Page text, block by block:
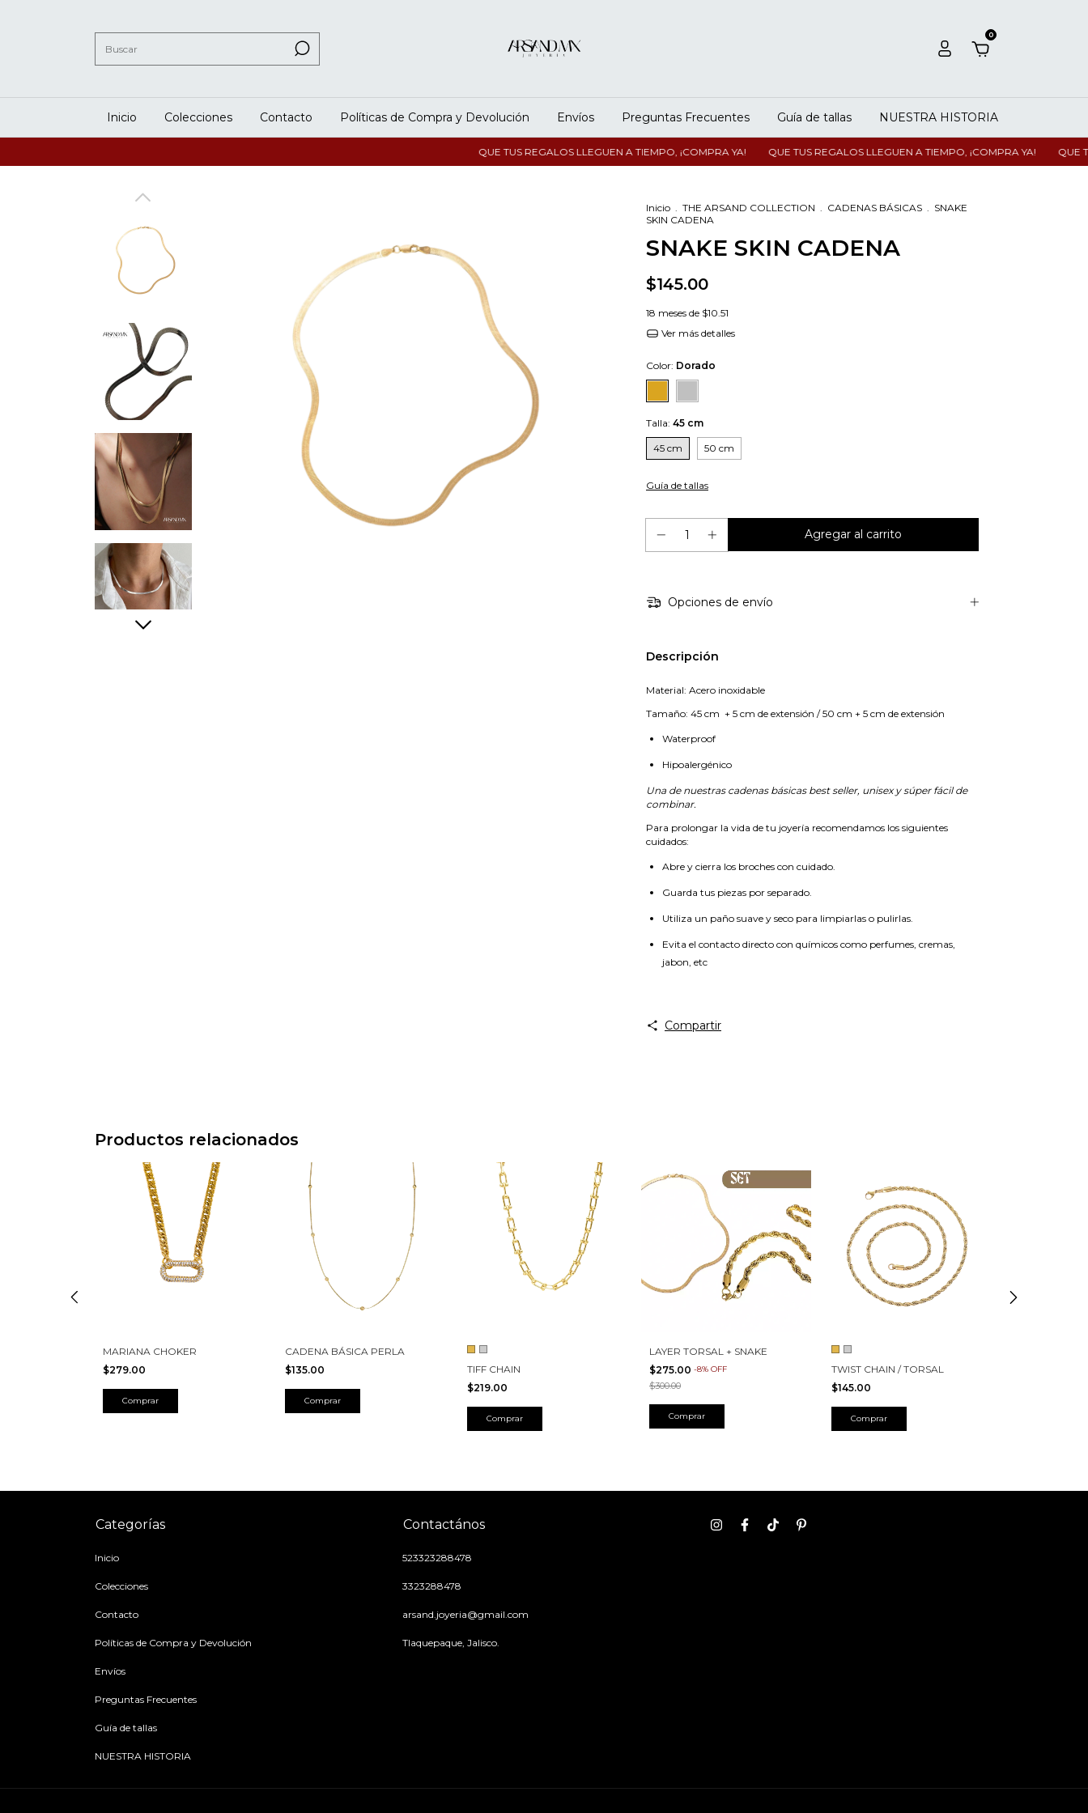
0
Inicio Colecciones Contacto Políticas de Compra y Devolución Envíos Preguntas Frecuentes Guía de tallas NUESTRA HISTORIA
QUE TUS REGALOS LLEGUEN A TIEMPO, ¡COMPRA YA! QUE TUS REGALOS LLEGUEN A TIEMPO, ¡COMPRA YA! QUE
Inicio . THE ARSAND COLLECTION . CADENAS BÁSICAS . SNAKE
SKIN CADENA
SNAKE SKIN CADENA
$145.00
18 meses de $10.51
Ver más detalles
Color: Dorado
Talla: 45 cm
45 cm 50 cm
Guía de tallas
Opciones de envío
Descripción
Material: Acero inoxidable
Tamaño: 45 cm + 5 cm de extensión / 50 cm + 5 cm de extensión
Waterproof
Hipoalergénico
Una de nuestras cadenas básicas best seller, unisex y súper fácil de
combinar.
Para prolongar la vida de tu joyería recomendamos los siguientes
cuidados:
Abre y cierra los broches con cuidado.
Guarda tus piezas por separado.
Utiliza un paño suave y seco para limpiarlas o pulirlas.
Evita el contacto directo con químicos como perfumes, cremas,
jabon, etc
Compartir
Productos relacionados
MARIANA CHOKER
$279.00
CADENA BÁSICA PERLA
$135.00
Comprar
TIFF CHAIN
$219.00
Comprar
LAYER TORSAL + SNAKE
$275.00 -8% OFF
$300.00
Comprar
TWIST CHAIN / TORSAL
$145.00
Comprar
Categorías
Inicio
Colecciones
Contacto
Políticas de Compra y Devolución
Envíos
Preguntas Frecuentes
Guía de tallas
NUESTRA HISTORIA
Contactános
523323288478
3323288478
arsand.joyeria@gmail.com
Tlaquepaque, Jalisco.